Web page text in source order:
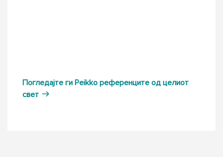
Погледајте ги Peikko референците од целиот
свет